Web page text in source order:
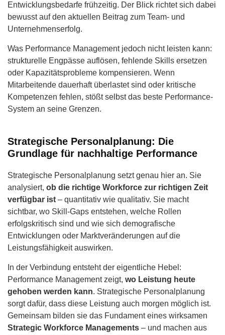
Entwicklungsbedarfe frühzeitig. Der Blick richtet sich dabei
bewusst auf den aktuellen Beitrag zum Team- und
Unternehmenserfolg.
Was Performance Management jedoch nicht leisten kann:
strukturelle Engpässe auflösen, fehlende Skills ersetzen
oder Kapazitätsprobleme kompensieren. Wenn
Mitarbeitende dauerhaft überlastet sind oder kritische
Kompetenzen fehlen, stößt selbst das beste Performance-
System an seine Grenzen.
Strategische Personalplanung: Die
Grundlage für nachhaltige Performance
Strategische Personalplanung setzt genau hier an. Sie
analysiert, ob die richtige Workforce zur richtigen Zeit
verfügbar ist – quantitativ wie qualitativ. Sie macht
sichtbar, wo Skill-Gaps entstehen, welche Rollen
erfolgskritisch sind und wie sich demografische
Entwicklungen oder Marktveränderungen auf die
Leistungsfähigkeit auswirken.
In der Verbindung entsteht der eigentliche Hebel:
Performance Management zeigt, wo Leistung heute
gehoben werden kann. Strategische Personalplanung
sorgt dafür, dass diese Leistung auch morgen möglich ist.
Gemeinsam bilden sie das Fundament eines wirksamen
Strategic Workforce Managements – und machen aus